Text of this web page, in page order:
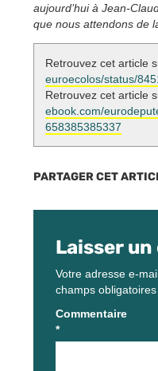
aujourd’hui à Jean-
que nous attendons de
Retrouvez cet article
euroecolos/status/
Retrouvez cet article
ebook.com/
658385385337
PARTAGER CET
Laisser
Votre adresse e-
champs
Commentaire
*